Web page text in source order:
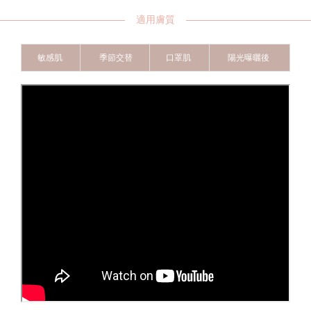
適用膚質
敏感肌 季節交替 口罩肌 陽光曝曬後